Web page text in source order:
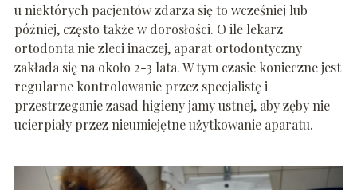
u niektórych pacjentów zdarza się to wcześniej lub
później, często także w dorosłości. O ile lekarz
ortodonta nie zleci inaczej, aparat ortodontyczny
zakłada się na około 2-3 lata. W tym czasie konieczne jest
regularne kontrolowanie przez specjalistę i
przestrzeganie zasad higieny jamy ustnej, aby zęby nie
ucierpiały przez nieumiejętne użytkowanie aparatu.